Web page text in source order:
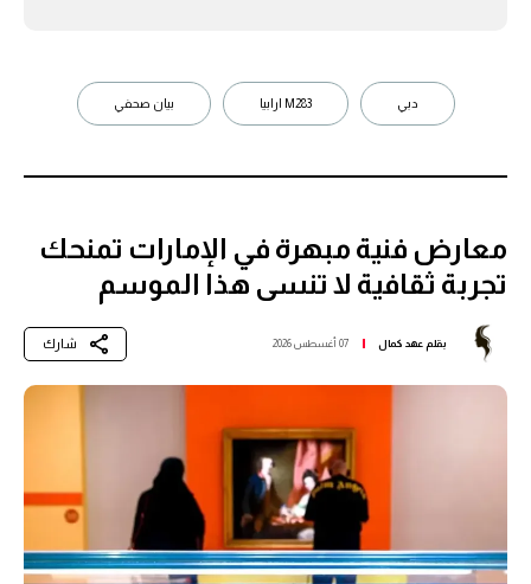
دبي M283 ارابيا بيان صحفي
معارض فنية مبهرة في الإمارات تمنحك
تجربة ثقافية لا تنسى هذا الموسم
بقلم عهد كمال 07 أغسطس 2026 شارك